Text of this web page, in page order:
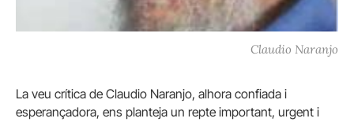
Claudio Naranjo
La veu crítica de Claudio Naranjo, alhora confiada i
esperançadora, ens planteja un repte important, urgent i